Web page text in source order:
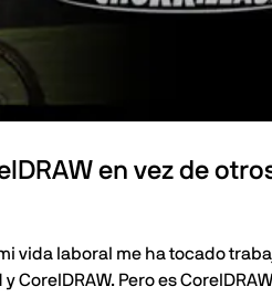
en vez de
vida laboral me ha tocado
CorelDRAW. Pero es